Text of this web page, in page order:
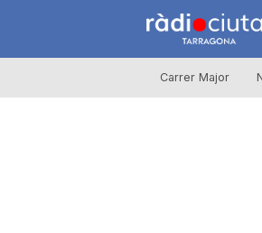
Carrer Major